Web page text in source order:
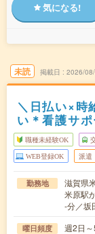
気になる!
未読 掲載日 2026/
＼日払い×時
い＊看護サポ
職種未経験OK
WEB登録OK 派遣
勤務地
滋賀県
米原駅
-分／坂
曜日頻度 週2日